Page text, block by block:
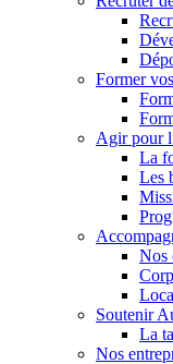
Former
Agir pour
La
Les
Nos
Soutenir
La
Nos